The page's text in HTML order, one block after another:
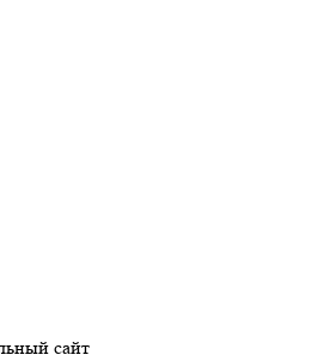
сайт